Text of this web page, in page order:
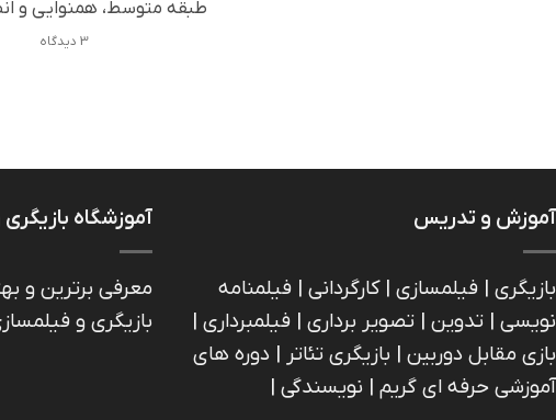
طبقه متوسط، همنوایی و
3 دیدگاه
آموزش و تدریس
بازیگری | فیلمسازی | کارگردانی | فیلمنامه
نویسی | تدوین | تصویر برداری | فیلمبرداری |
بازی مقابل دوربین | بازیگري تئاتر | دوره های
آموزشی حرفه ای گریم | نویسندگی |
آموزشگاه
معرفی برترین و
بازیگری و